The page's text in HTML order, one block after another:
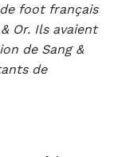
foot français
Or. Ils avaient
de Sang &
de